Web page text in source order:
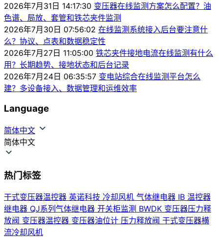
2026年7月31日 14:17:30 变压器在线监测方案怎么配置？油
色谱、局放、套管和铁芯夹件监测
2026年7月30日 07:56:02 在线监测系统接入后台要注意什
么？协议、点表和数据稳定性
2026年7月27日 11:05:00 铁芯夹件接地电流在线监测有什么
用？长期趋势、接地状态和后台记录
2026年7月24日 06:35:57 变电站综合在线监测平台怎么
建？多设备接入、数据管理和运维效率
Language
简体中文
简体中文
热门标签
干式变压器温控器 英诺科技 冷却风机 气体继电器 IB 温控器
继电器 QJ系列气体继电器 开关柜监测 BWDK 变压器压力释
放阀 变压器温控器 变压器油位计 压力释放阀 干式变压器横
流冷却风机